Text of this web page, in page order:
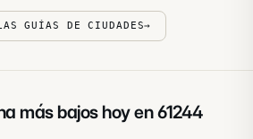
GUÍAS DE CIUDADES→
más bajos hoy en61244